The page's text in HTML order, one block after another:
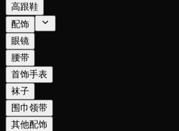
高跟鞋
配饰
眼镜
腰带
首饰手表
袜子
围巾领带
其他配饰